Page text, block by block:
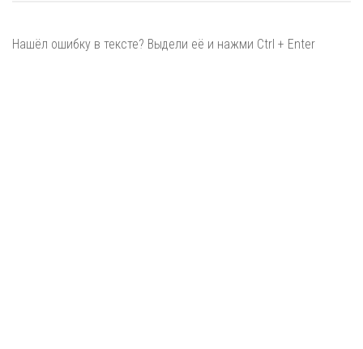
Нашёл ошибку в тексте? Выдели её и нажми Ctrl + Enter